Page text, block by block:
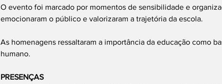
O evento foi marcado por momentos de sensibilidade e
emocionaram o público e valorizaram a trajetória da escola.
As homenagens ressaltaram a importância da educação como
humano.
PRESENÇAS